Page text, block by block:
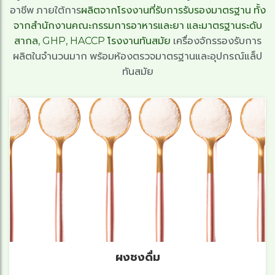
อาชีพ ภายใต้การผลิตจากโรงงานที่รับการรับรองมาตรฐาน ทั้ง
จากสํานักงานคณะกรรมการอาหารและยา และมาตรฐานระดับ
สากล, GHP, HACCP โรงงานทันสมัย เครื่องจักรรองรับการ
ผลิตในจำนวนมาก พร้อมห้องตรวจมาตรฐานและอุปกรณ์แล็ป
ทันสมัย
ผงชงดื่ม